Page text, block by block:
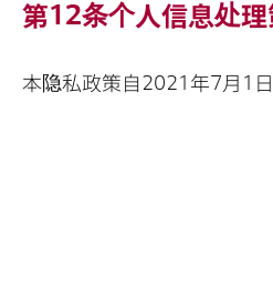
第12条个人信息处
本隐私政策自2021年7月1日